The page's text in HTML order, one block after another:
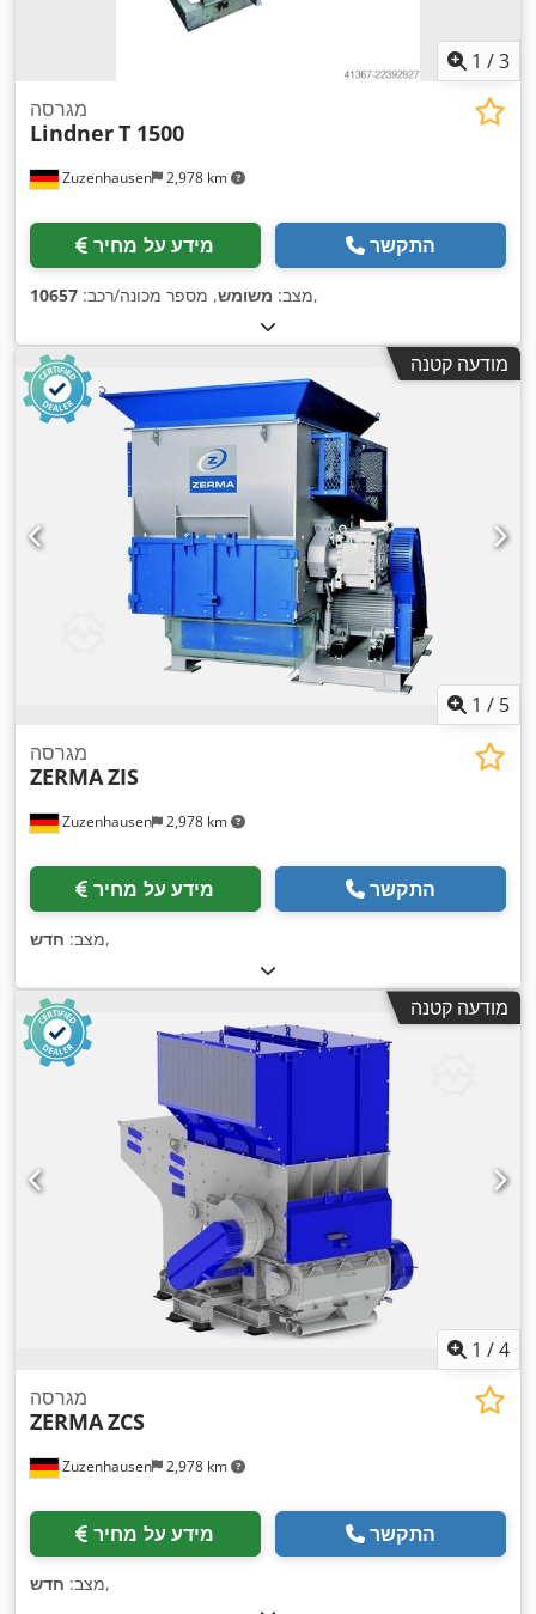
1 /3
Zuzenhausen 2,978 km
מגרסה
LindnerT 1500
מידע על מחיר התקשר
מצב: משומש, מספר מכונה/רכב: 10657 ,
מודעה קטנה
1 / 5
Zuzenhausen 2,978 km
מגרסה
ZERMAZIS
מידע על מחיר התקשר
מצב: חדש ,
מודעה קטנה
1 /4
Zuzenhausen 2,978 km
מגרסה
ZERMAZCS
מידע על מחיר התקשר
מצב: חדש ,